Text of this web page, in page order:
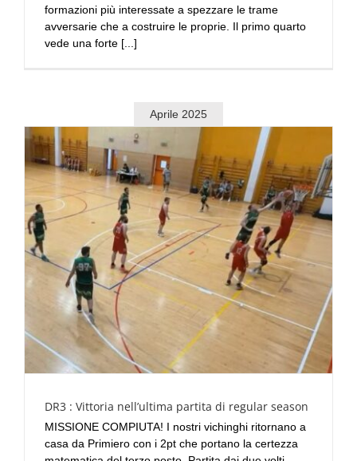
formazioni più interessate a spezzare le trame
avversarie che a costruire le proprie. Il primo quarto
vede una forte [...]
Aprile 2025
DR3 : Vittoria nell’ultima partita di regular season
MISSIONE COMPIUTA! I nostri vichinghi ritornano a
casa da Primiero con i 2pt che portano la certezza